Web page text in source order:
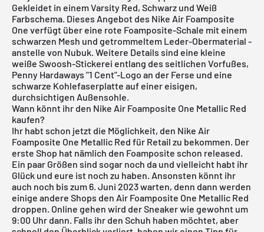
Gekleidet in einem Varsity Red, Schwarz und Weiß
Farbschema. Dieses Angebot des Nike Air Foamposite
One verfügt über eine rote Foamposite-Schale mit einem
schwarzen Mesh und getrommeltem Leder-Obermaterial -
anstelle von Nubuk. Weitere Details sind eine kleine
weiße Swoosh-Stickerei entlang des seitlichen Vorfußes,
Penny Hardaways "1 Cent"-Logo an der Ferse und eine
schwarze Kohlefaserplatte auf einer eisigen,
durchsichtigen Außensohle.
Wann könnt ihr den Nike Air Foamposite One Metallic Red
kaufen?
Ihr habt schon jetzt die Möglichkeit, den Nike Air
Foamposite One Metallic Red für Retail zu bekommen. Der
erste Shop hat nämlich den Foamposite schon released.
Ein paar Größen sind sogar noch da und vielleicht habt ihr
Glück und eure ist noch zu haben. Ansonsten könnt ihr
auch noch bis zum 6. Juni 2023 warten, denn dann werden
einige andere Shops den Air Foamposite One Metallic Red
droppen. Online gehen wird der Sneaker wie gewohnt um
9:00 Uhr dann. Falls ihr den Schuh haben möchtet, aber